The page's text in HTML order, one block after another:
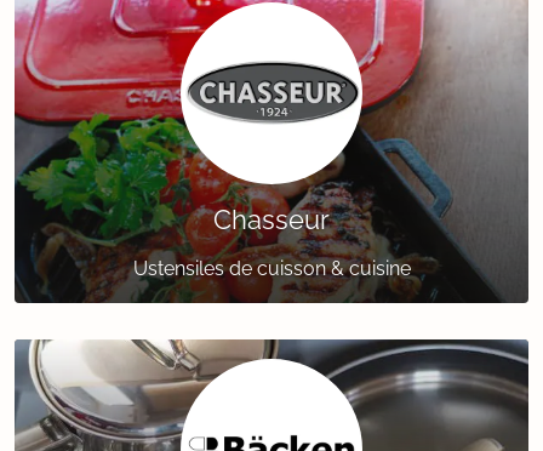
Chasseur
Ustensiles de cuisson & cuisine